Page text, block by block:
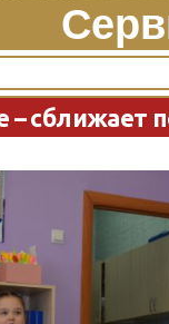
– сближает